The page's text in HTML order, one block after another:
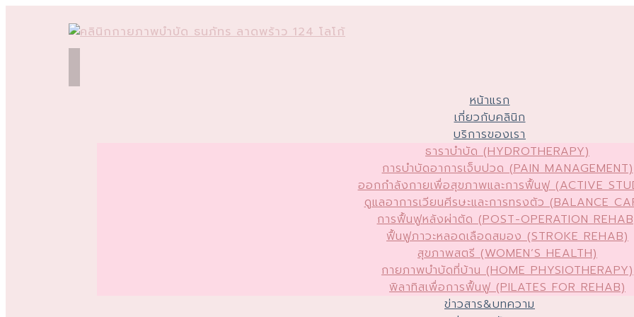
หน้าแรก
เกี่ยวกับคลินิก
บริการของเรา
ธาราบำบัด (HYDROTHERAPY)
การบำบัดอาการเจ็บปวด (PAIN MANAGEMENT)
ออกกำลังกายเพื่อสุขภาพและการฟื้นฟู (ACTIVE
ดูแลอาการเวียนศีรษะและการทรงตัว (BALANCE
การฟื้นฟูหลังผ่าตัด (POST-OPERATION
ฟื้นฟูภาวะหลอดเลือดสมอง (STROKE REHAB)
สุขภาพสตรี (WOMEN’S HEALTH)
กายภาพบำบัดที่บ้าน (HOME PHYSIOTHERAPY)
พิลาทิสเพื่อการฟื้นฟู (PILATES FOR REHAB)
ข่าวสาร&บทความ